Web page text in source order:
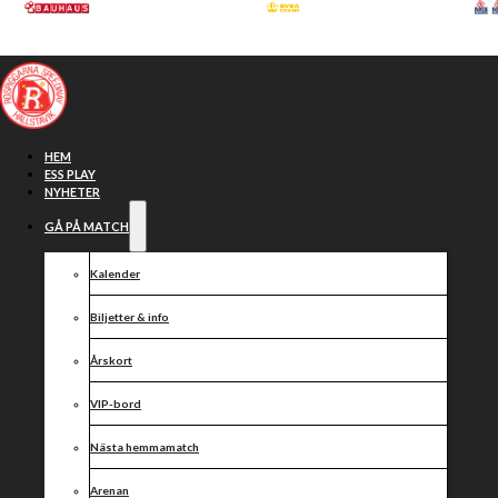
Hoppa till huvudinnehåll
HEM
ESS PLAY
NYHETER
GÅ PÅ MATCH
Kalender
Biljetter & info
Årskort
VIP-bord
Nästa hemmamatch
Arenan
Årets första